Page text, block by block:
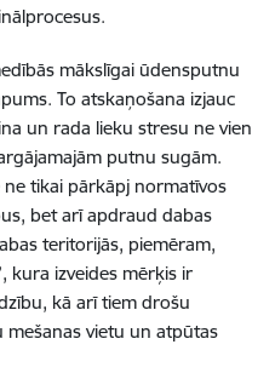
mākslīgai ūdensputnu
To atskaņošana izjauc
un rada lieku stresu ne vien
putnu sugām.
tikai pārkāpj normatīvos
bet arī apdraud dabas
teritorijās, piemēram,
kura izveides mērķis ir
kā arī tiem drošu
mešanas vietu un atpūtas